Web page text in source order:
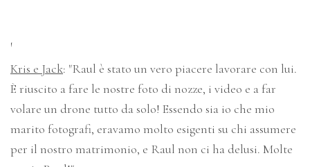
'
Kris e Jack: "Raul è stato un vero piacere lavorare con lui.
È riuscito a fare le nostre foto di nozze, i video e a far
volare un drone tutto da solo! Essendo sia io che mio
marito fotografi, eravamo molto esigenti su chi assumere
per il nostro matrimonio, e Raul non ci ha delusi. Molte